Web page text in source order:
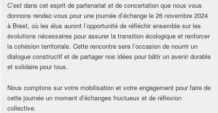
C’est dans cet esprit de partenariat et de concertation que nous vous
donnons rendez-vous pour une journée d’échange le 26 novembre 2024
à Brest, où les élus auront l’opportunité de réfléchir ensemble sur les
évolutions nécessaires pour assurer la transition écologique et renforcer
la cohésion territoriale. Cette rencontre sera l’occasion de nourrir un
dialogue constructif et de partager nos idées pour bâtir un avenir durable
et solidaire pour tous.
Nous comptons sur votre mobilisation et votre engagement pour faire de
cette journée un moment d’échanges fructueux et de réflexion
collective.